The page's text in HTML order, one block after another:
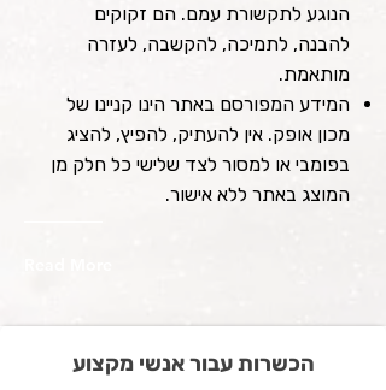
הנוגע לתקשורת עמם. הם זקוקים
להבנה, לתמיכה, להקשבה, לעזרה
מותאמת.
המידע המפורסם באתר הינו קניינו של
מכון אופק. אין להעתיק, להפיץ, להציג
בפומבי או למסור לצד שלישי כל חלק מן
המוצג באתר ללא אישור.
הכשרות עבור אנשי מקצוע